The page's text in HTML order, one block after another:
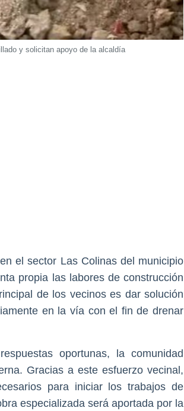
y solicitan apoyo de la alcaldía
el sector Las Colinas del municipio
propia las labores de construcción
de los vecinos es dar solución
en la vía con el fin de drenar
oportunas, la comunidad
Gracias a este esfuerzo vecinal,
para iniciar los trabajos de
especializada será aportada por la